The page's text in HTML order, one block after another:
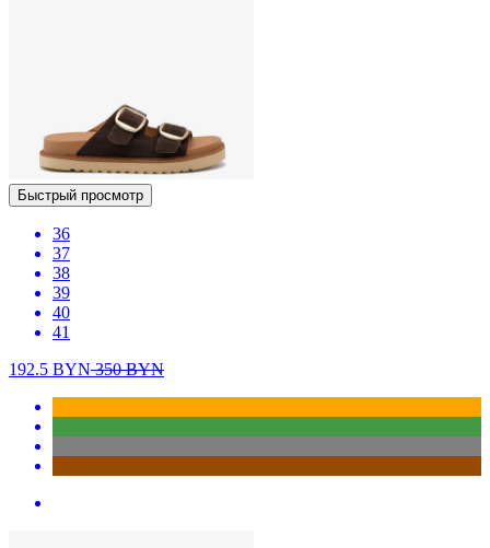
Быстрый просмотр
36
37
38
39
40
41
192.5 BYN350BYN